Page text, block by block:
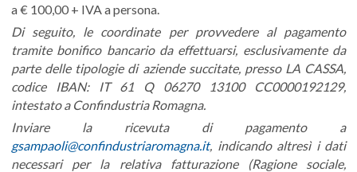
a € 100,00 + IVA a persona.
Di seguito, le coordinate per provvedere al pagamento
tramite bonifico bancario da effettuarsi, esclusivamente da
parte delle tipologie di aziende succitate, presso LA CASSA,
codice IBAN: IT 61 Q 06270 13100 CC0000192129,
intestato a Confindustria Romagna.
Inviare la ricevuta di pagamento a
gsampaoli@confindustriaromagna.it, indicando altresì i dati
necessari per la relativa fatturazione (Ragione sociale,